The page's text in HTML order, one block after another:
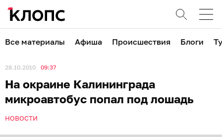
Все материалы Афиша Происшествия Блоги
28.10.2010 09:37
На окраине Калининграда
микроавтобус попал под лошадь
НОВОСТИ